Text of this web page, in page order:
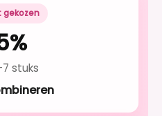
gekozen
stuks